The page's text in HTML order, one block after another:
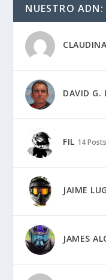
NUESTRO ADN:
CLAUDINA
DAVID G.
FIL 14 Posts
JAIME
JAMES